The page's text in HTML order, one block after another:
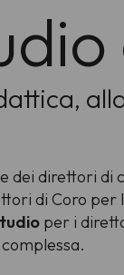
dei direttori
di Coro per
per i